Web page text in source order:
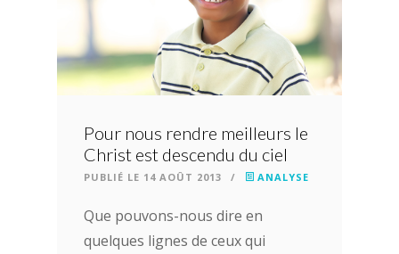
Pour nous rendre meilleurs le
Christ est descendu du ciel
PUBLIÉ LE 14 AOÛT 2013 / ANALYSE
Que pouvons-nous dire en
quelques lignes de ceux qui